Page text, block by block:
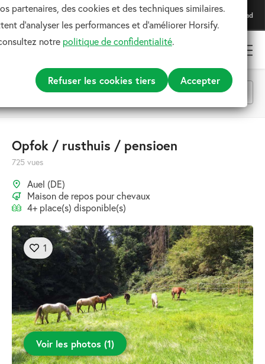
Téléchargez notre application
Pour une expérience optimale
Download
Toutes les catégories
Opfok / rusthuis / pensioen
725 vues
Auel (DE)
Maison de repos pour chevaux
4+ place(s) disponible(s)
Voir les photos (1)
1
partenaires, des cookies et des techniques similaires.
d'analyser les performances et d'améliorer Horsify.
notre politique de confidentialité.
Refuser les cookies tiers Accepter